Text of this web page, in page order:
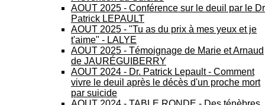
AOUT 2025 - Conférence sur le deuil par le Dr
Patrick LEPAULT
AOUT 2025 - "Tu as du prix à mes yeux et je
t'aime" - LALYE
AOUT 2025 - Témoignage de Marie et Arnaud
de JAURÉGUIBERRY
AOUT 2024 - Dr. Patrick Lepault - Comment
vivre le deuil après le décès d'un proche mort
par suicide